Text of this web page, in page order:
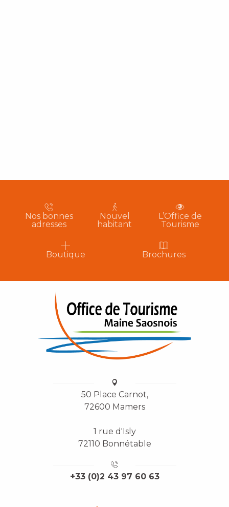
Nos bonnes
adresses
Nouvel
habitant
L’Office de
Tourisme
Boutique Brochures
50 Place Carnot,
72600 Mamers
1 rue d'Isly
72110 Bonnétable
+33 (0)2 43 97 60 63